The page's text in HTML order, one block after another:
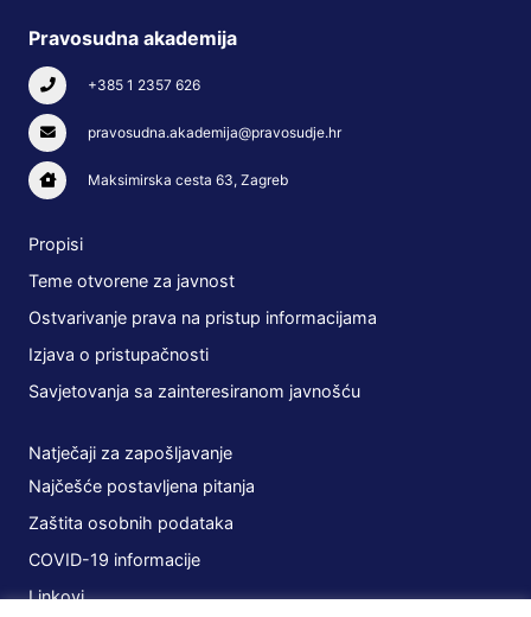
Pravosudna akademija
+385 1 2357 626
pravosudna.akademija@pravosudje.hr
Maksimirska cesta 63, Zagreb
Propisi
Teme otvorene za javnost
Ostvarivanje prava na pristup informacijama
Izjava o pristupačnosti
Savjetovanja sa zainteresiranom javnošću
Natječaji za zapošljavanje
Najčešće postavljena pitanja
Zaštita osobnih podataka
COVID-19 informacije
Linkovi